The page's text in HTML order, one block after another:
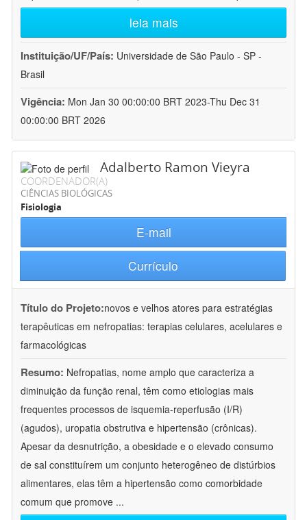
leia mais
Instituição/UF/País: Universidade de São Paulo - SP -
Brasil
Vigência: Mon Jan 30 00:00:00 BRT 2023-Thu Dec 31
00:00:00 BRT 2026
Adalberto Ramon Vieyra
COORDENADOR(A)
CIÊNCIAS BIOLÓGICAS
Fisiologia
E-mail
Currículo
Título do Projeto:novos e velhos atores para estratégias
terapêuticas em nefropatias: terapias celulares, acelulares e
farmacológicas
Resumo: Nefropatias, nome amplo que caracteriza a
diminuição da função renal, têm como etiologias mais
frequentes processos de isquemia-reperfusão (I/R)
(agudos), uropatia obstrutiva e hipertensão (crônicas).
Apesar da desnutrição, a obesidade e o elevado consumo
de sal constituírem um conjunto heterogêneo de distúrbios
alimentares, elas têm a hipertensão como comorbidade
comum que promove ...